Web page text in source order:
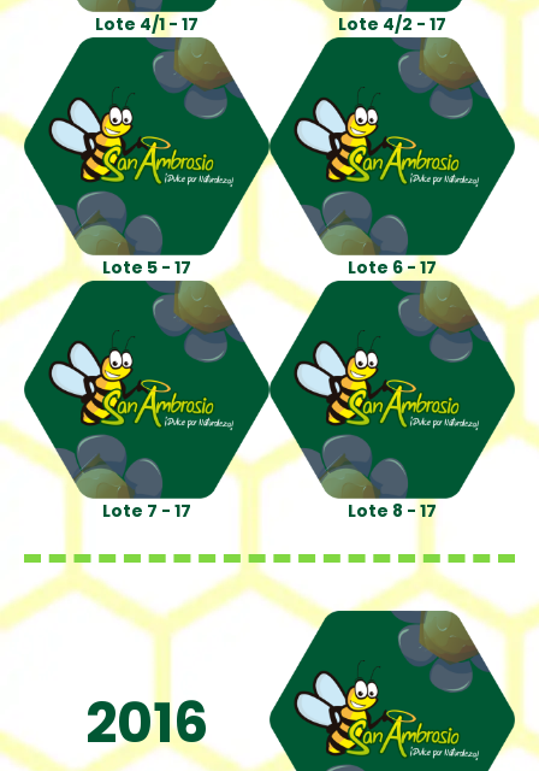
Lote 4/1 - 17 Lote 4/2 - 17
Lote 5 - 17 Lote 6 - 17
Lote 7 - 17 Lote 8 - 17
2016